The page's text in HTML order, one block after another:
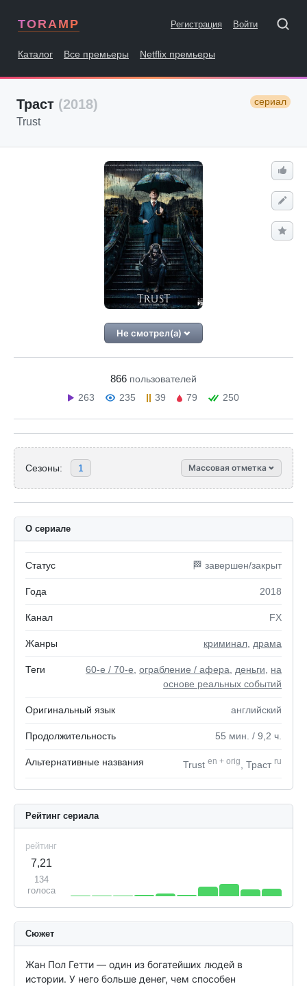
TORAMP Регистрация Войти
Каталог Все премьеры Netflix премьеры
Траст (2018) сериал
Trust
Не смотрел(а)
866 пользователей
263
235 39 79 250
Сезоны: 1 Массовая отметка
О сериале
Статус 🏁 завершен/закрыт
Года 2018
Канал FX
Жанры криминал драма
Теги 60-е / 70-е ограбление / афера деньги
на
основе реальных событий
Оригинальный язык английский
Продолжительность 55 мин. / 9,2 ч.
Альтернативные названия Trust en + orig , Траст ru
Рейтинг сериала
рейтинг
7,21
134
голоса
Сюжет
Жан Пол Гетти — один из богатейших людей в
истории. У него больше денег, чем способен